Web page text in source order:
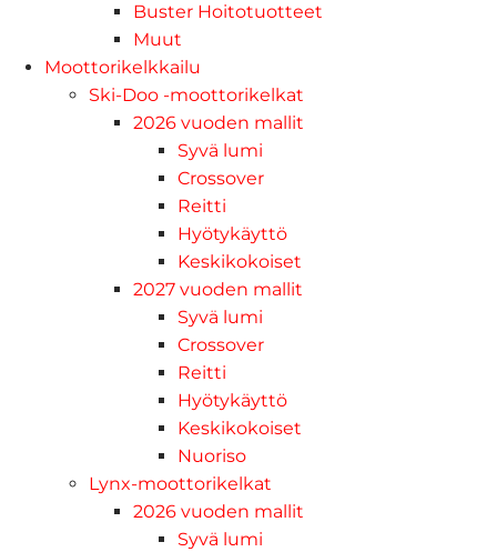
Buster Hoitotuotteet
Muut
Moottorikelkkailu
Ski-Doo -moottorikelkat
2026 vuoden mallit
Syvä lumi
Crossover
Reitti
Hyötykäyttö
Keskikokoiset
2027 vuoden mallit
Syvä lumi
Crossover
Reitti
Hyötykäyttö
Keskikokoiset
Nuoriso
Lynx-moottorikelkat
2026 vuoden mallit
Syvä lumi